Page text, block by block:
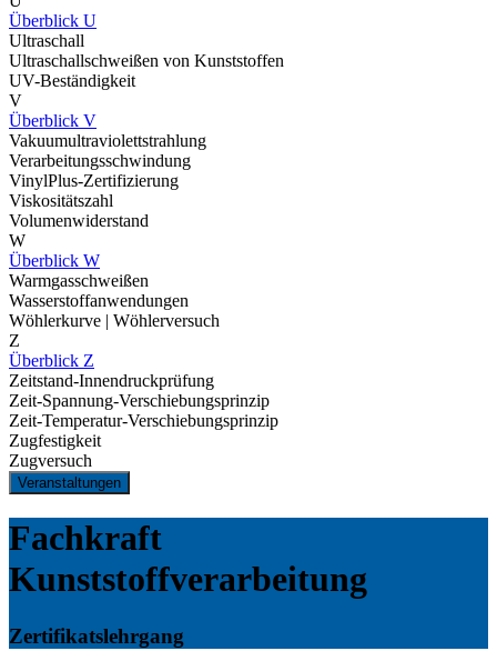
Überblick U
Ultraschall
Ultraschallschweißen von Kunststoffen
UV-Beständigkeit
V
Überblick V
Vakuumultraviolettstrahlung
Verarbeitungsschwindung
VinylPlus-Zertifizierung
Viskositätszahl
Volumenwiderstand
W
Überblick W
Warmgasschweißen
Wasserstoffanwendungen
Wöhlerkurve | Wöhlerversuch
Z
Überblick Z
Zeitstand-Innendruckprüfung
Zeit-Spannung-Verschiebungsprinzip
Zeit-Temperatur-Verschiebungsprinzip
Zugfestigkeit
Zugversuch
Veranstaltungen
Fachkraft
Kunststoffverarbeitung
Zertifikatslehrgang